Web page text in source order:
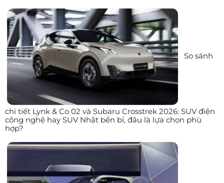
So sánh
chi tiết Lynk & Co 02 và Subaru Crosstrek 2026: SUV điện
công nghệ hay SUV Nhật bền bỉ, đâu là lựa chọn phù
hợp?